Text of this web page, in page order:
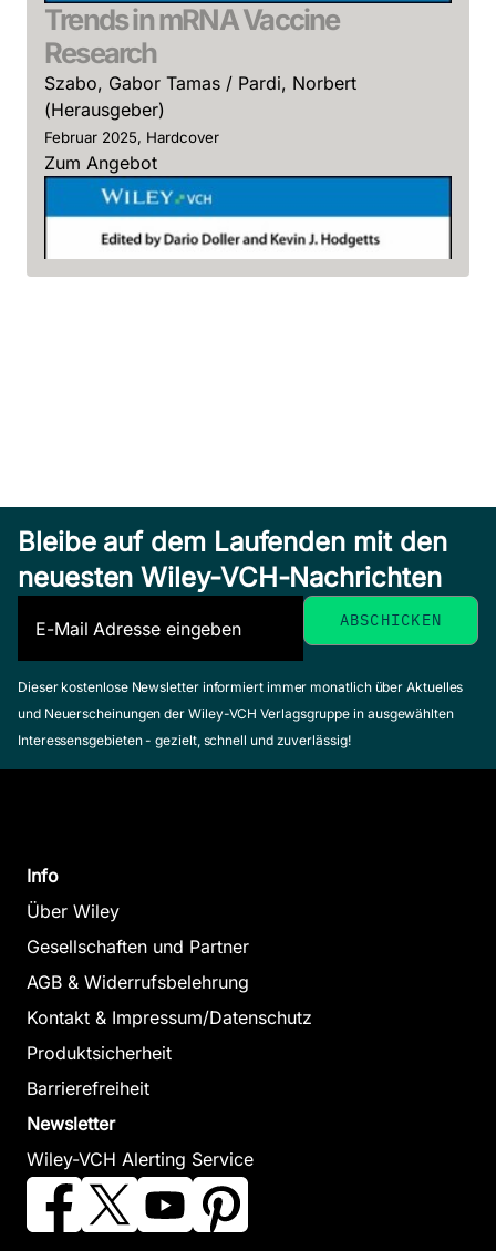
Trends in mRNA Vaccine
Research
Szabo, Gabor Tamas / Pardi, Norbert
(Herausgeber)
Februar 2025, Hardcover
Zum Angebot
Trends in CNS Drug Discovery
Bleibe auf dem Laufenden mit den
neuesten Wiley-VCH-Nachrichten
Dieser kostenlose Newsletter informiert immer monatlich über Aktuelles
und Neuerscheinungen der Wiley-VCH Verlagsgruppe in ausgewählten
Interessensgebieten - gezielt, schnell und zuverlässig!
Info
Über Wiley
Gesellschaften und Partner
AGB & Widerrufsbelehrung
Kontakt & Impressum/Datenschutz
Produktsicherheit
Barrierefreiheit
Newsletter
Wiley-VCH Alerting Service